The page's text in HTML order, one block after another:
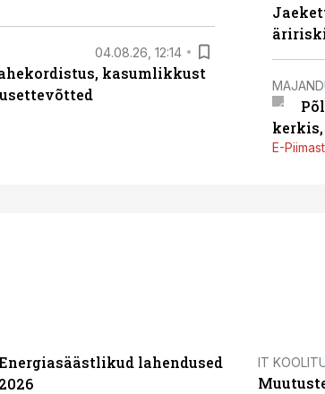
04.08.26, 12:14
kasumlikkust
E-
lahendused
2026
IT